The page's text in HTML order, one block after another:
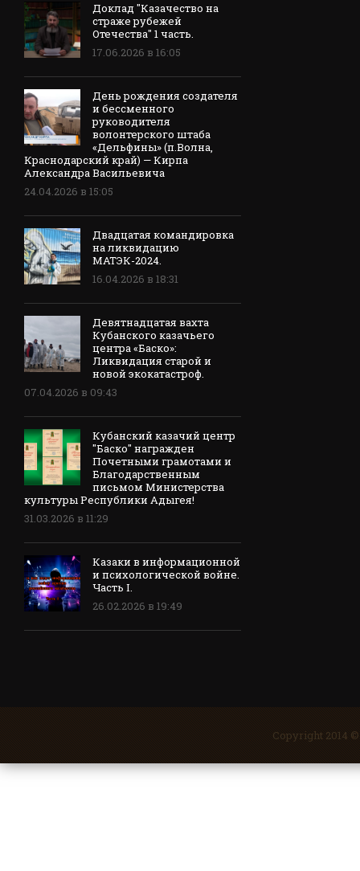
Доклад "Казачество на
страже рубежей
Отечества" 1 часть.
17.06.2026 в 16:05
День рождения создателя
и бессменного
руководителя
волонтерского штаба
«Дельфины» (п.Волна,
Краснодарский край) — Кирпа
Александра Васильевича
24.04.2026 в 15:05
Двадцатая командировка
на ликвидацию
МАТЭК-2024.
16.04.2026 в 18:31
Девятнадцатая вахта
Кубанского казачьего
центра «Баско»:
Ликвидация старой и
новой экокатастроф.
07.04.2026 в 09:43
Кубанский казачий центр
"Баско" награжден
Почетными грамотами и
Благодарственным
письмом Министерства
культуры Республики Адыгея!
31.03.2026 в 11:29
Казаки в информационной
и психологической войне.
Часть I.
26.02.2026 в 19:49
Copyright 2014